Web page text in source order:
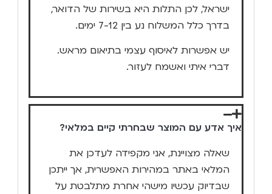
ישראל, לכן התלות היא בשירות של הדואר,
בדרך כלל המשלוח נע בין 7-12 ימים.
יש אפשרות לאיסוף עצמי בתיאום מראש.
דברי איתי ואשמח לעזור.
איך אדע עם המוצר שבחרתי קיים במלאי?
שאלה מצויינת, אני מקפידה לעדכן את
המלאי באתר במהירות האפשרית, אך ייתכן
שבדיוק עכשיו מישהי אחרת מתלבטת על